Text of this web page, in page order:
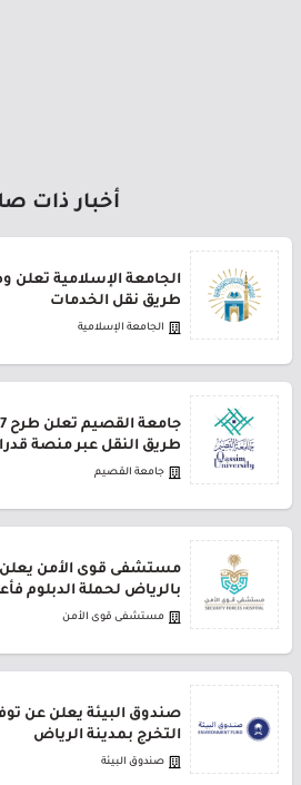
أخبار ذات
الجامعة الإسلامية تعلن
طريق نقل الخدمات
الجامعة الإسلامية
طريق النقل عبر منصة
جامعة القصيم
مستشفى قوى الأمن يعلن
بالرياض لحملة الدبلوم
مستشفى قوى الأمن
صندوق البيئة يعلن عن
التخرج بمدينة الرياض
صندوق البيئة